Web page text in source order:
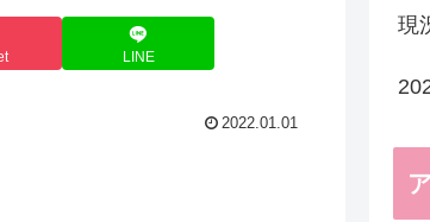
LINE
2022.01.01
現